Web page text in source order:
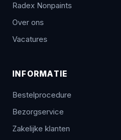
Radex Nonpaints
Over ons
Vacatures
INFORMATIE
Bestelprocedure
Bezorgservice
Zakelijke klanten